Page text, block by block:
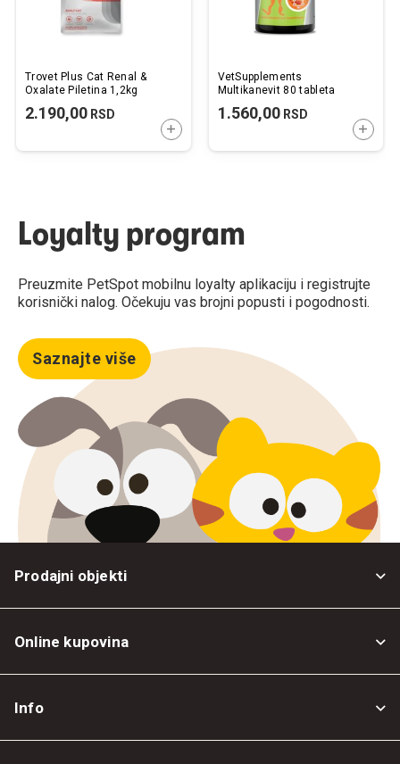
Trovet Plus Cat Renal &
Oxalate Piletina 1,2kg
2.190,00 RSD
DODAJTE U KORPU
VetSupplements
Multikanevit 80 tableta
1.560,00RSD
Loyalty program
Preuzmite PetSpot mobilnu loyalty aplikaciju i registrujte
korisnički nalog. Očekuju vas brojni popusti i pogodnosti.
Saznajte više
Prodajni objekti
Online kupovina
Info